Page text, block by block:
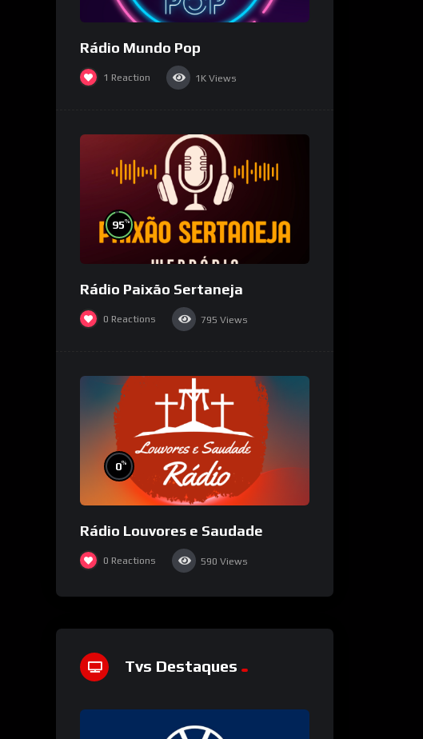
Rádio Mundo Pop
1 Reaction 1K Views
95%
Rádio Paixão Sertaneja
0 Reactions 795 Views
0%
Rádio Louvores e Saudade
0 Reactions 590 Views
Tvs Destaques